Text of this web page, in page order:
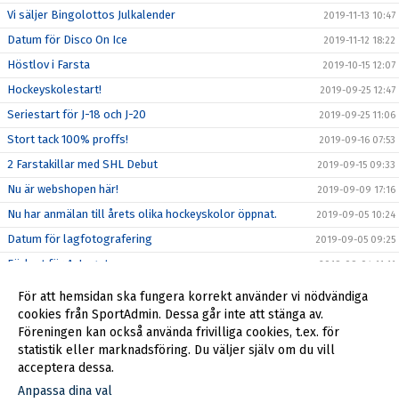
Vi säljer Bingolottos Julkalender 2019-11-13 10:47
Datum för Disco On Ice 2019-11-12 18:22
Höstlov i Farsta 2019-10-15 12:07
Hockeyskolestart! 2019-09-25 12:47
Seriestart för J-18 och J-20 2019-09-25 11:06
Stort tack 100% proffs! 2019-09-16 07:53
2 Farstakillar med SHL Debut 2019-09-15 09:33
Nu är webshopen här! 2019-09-09 17:16
Nu har anmälan till årets olika hockeyskolor öppnat. 2019-09-05 10:24
Datum för lagfotografering 2019-09-05 09:25
Förlust för A-Laget 2019-09-04 11:11
Första träningsmatchen för A-Laget 2019-09-03 13:20
Lycka till Pontus! 2019-09-02 12:58
Farsta Hockey Games U-15 2019-08-26 11:11
För att hemsidan ska fungera korrekt använder vi nödvändiga
cookies från SportAdmin. Dessa går inte att stänga av.
Föreningen kan också använda frivilliga cookies, t.ex. för
statistik eller marknadsföring. Du väljer själv om du vill
acceptera dessa.
Anpassa dina val